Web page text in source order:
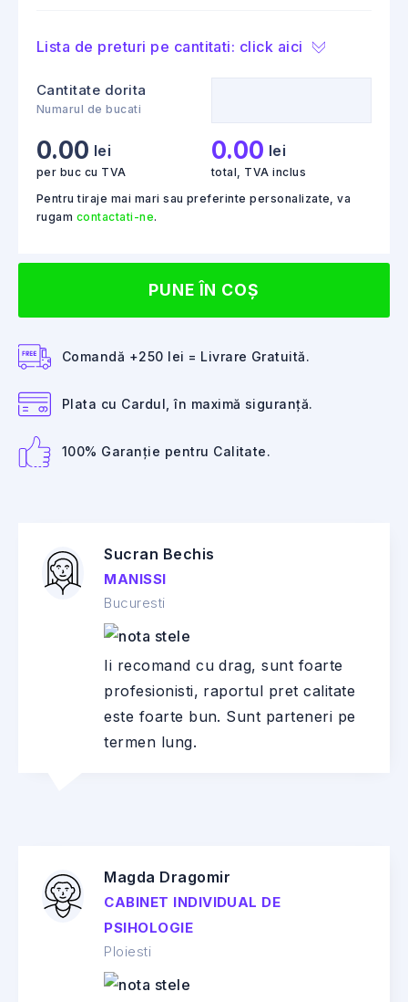
Lista de preturi pe cantitati: click aici
Cantitate dorita
Numarul de bucati
0.00 lei
per buc cu TVA
0.00 lei
total, TVA inclus
Pentru tiraje mai mari sau preferinte personalizate, va
rugam contactati-ne.
PUNE ÎN COȘ
Comandă +250 lei = Livrare Gratuită.
Plata cu Cardul, în maximă siguranță.
100% Garanție pentru Calitate.
Sucran Bechis
MANISSI
Bucuresti
Ii recomand cu drag, sunt foarte
profesionisti, raportul pret calitate
este foarte bun. Sunt parteneri pe
termen lung.
Magda Dragomir
CABINET INDIVIDUAL DE
PSIHOLOGIE
Ploiesti